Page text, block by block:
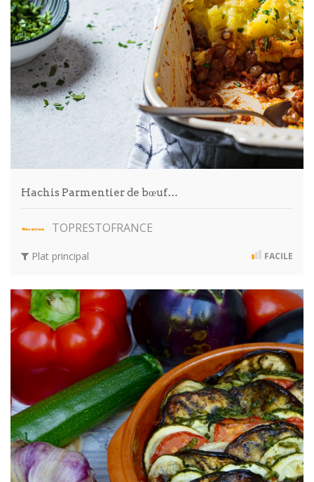
Hachis Parmentier de bœuf…
TOPRESTOFRANCE
Plat principal FACILE